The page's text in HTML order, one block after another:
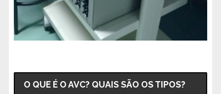
O QUE É O AVC? QUAIS SÃO OS TIPOS?